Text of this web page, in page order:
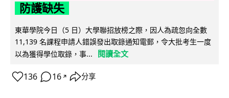
防護缺失
東華學院今日（5 日）大學聯招放榜之際，因人為疏忽向全數
11,139 名課程申請人錯誤發出取錄通知電郵，令大批考生一度
以為獲得學位取錄，事...
閱讀全文
136 16 ↗ 分享